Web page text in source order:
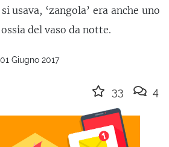
usava, ‘zangola’ era anche uno
del vaso da notte.
Giugno 2017
33 4